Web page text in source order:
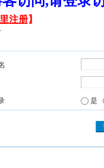
注册】
是